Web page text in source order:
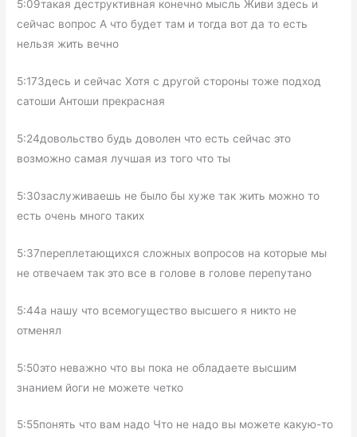
5:09такая деструктивная конечно мысль Живи здесь и
сейчас вопрос А что будет там и тогда вот да то есть
нельзя жить вечно
5:17Здесь и сейчас Хотя с другой стороны тоже подход
сатоши Антоши прекрасная
5:24довольство будь доволен что есть сейчас это
возможно самая лучшая из того что ты
5:30заслуживаешь не было бы хуже так жить можно то
есть очень много таких
5:37переплетающихся сложных вопросов на которые мы
не отвечаем так это все в голове в голове перепутано
5:44а нашу что всемогущество высшего я никто не
отменял
5:50это неважно что вы пока не обладаете высшим
знанием йоги не можете четко
5:55понять что вам надо Что не надо вы можете какую-то